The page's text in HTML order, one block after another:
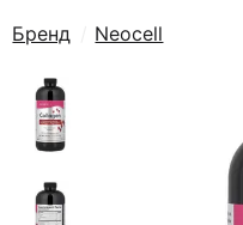
Бренд Neocell